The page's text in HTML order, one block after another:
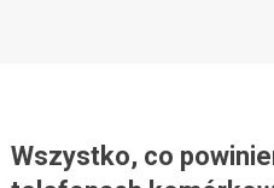
Wszystko, co